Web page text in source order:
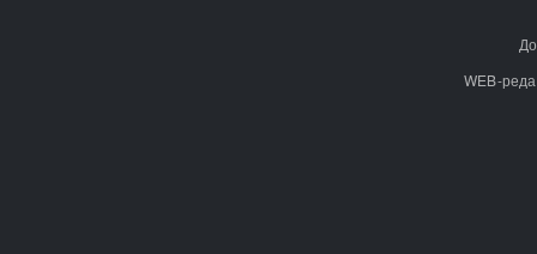
WEB-